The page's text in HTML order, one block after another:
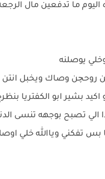
ما تدفعين مال
وخلي يوصلنه
روحچن وصاك ويخبل
بشير ابو الكفتريا
تصبح بوجهه تنسى
تفكني وياالله خلي